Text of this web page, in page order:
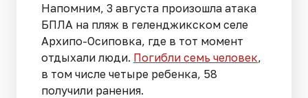
Напомним, 3 августа произошла атака
БПЛА на пляж в геленджикском селе
Архипо-Осиповка, где в тот момент
отдыхали люди. Погибли семь человек,
в том числе четыре ребенка, 58
получили ранения.